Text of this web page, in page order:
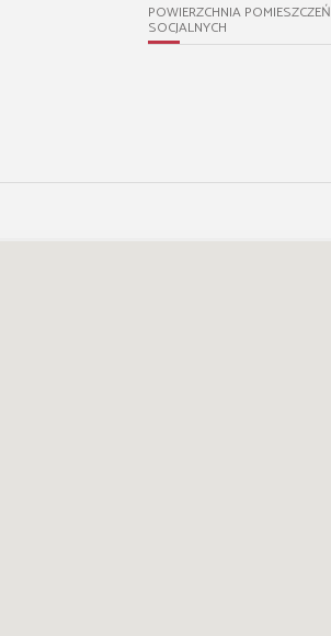
POWIERZCHNIA POMIESZCZEŃ
SOCJALNYCH